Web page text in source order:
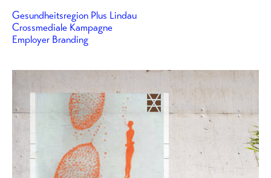
Gesundheitsregion Plus Lindau
Crossmediale Kampagne
Employer Branding